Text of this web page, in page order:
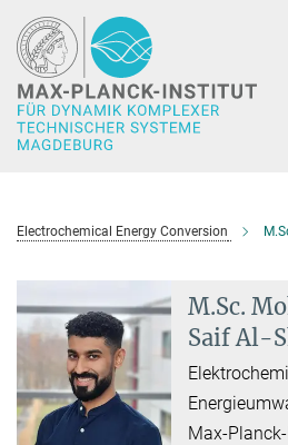
Hauptinhalt
Electrochemical Energy Conversion
M.Sc.
Saif Al-
Max-